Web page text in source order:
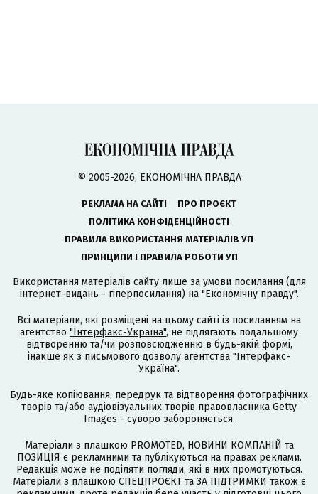
© 2005-2026, ЕКОНОМІЧНА ПРАВДА
РЕКЛАМА НА САЙТІ
ПРО ПРОЄКТ
ПОЛІТИКА КОНФІДЕНЦІЙНОСТІ
ПРАВИЛА ВИКОРИСТАННЯ МАТЕРІАЛІВ УП
ПРИНЦИПИ І ПРАВИЛА РОБОТИ УП
Використання матеріалів сайту лише за умови посилання (для
інтернет-видань - гіперпосилання) на "Економічну правду".
Всі матеріали, які розміщені на цьому сайті із посиланням на
агентство "Інтерфакс-Україна", не підлягають подальшому
відтворенню та/чи розповсюдженню в будь-якій формі,
інакше як з письмового дозволу агентства "Інтерфакс-
Україна".
Будь-яке копіювання, передрук та відтворення фотографічних
творів та/або аудіовізуальних творів правовласника Getty
Images - суворо забороняється.
Матеріали з плашкою PROMOTED, НОВИНИ КОМПАНІЙ та
ПОЗИЦІЯ є рекламними та публікуються на правах реклами.
Редакція може не поділяти погляди, які в них промотуються.
Матеріали з плашкою СПЕЦПРОЄКТ та ЗА ПІДТРИМКИ також є